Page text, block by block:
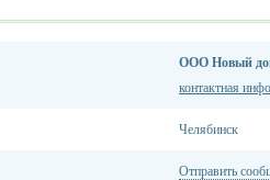
ООО Новый
контактная
Челябинск
Отправить